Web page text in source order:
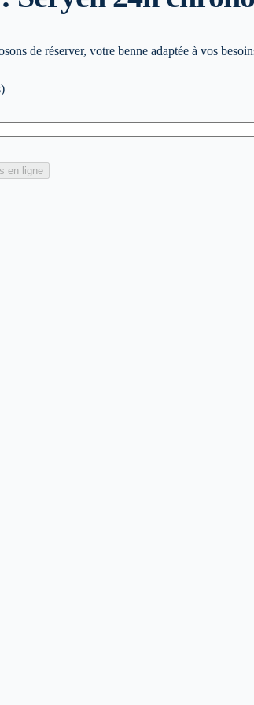
de réserver, votre benne adaptée à vos
en ligne